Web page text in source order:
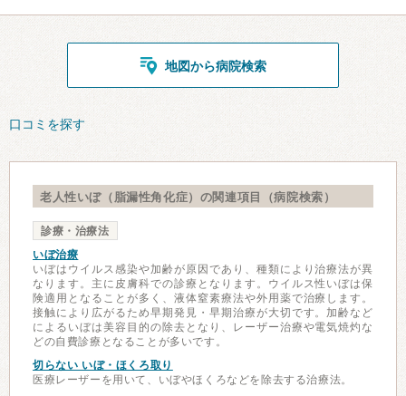
地図から病院検索
口コミを探す
老人性いぼ（脂漏性角化症）の関連項目（病院検索）
診療・治療法
いぼ治療
いぼはウイルス感染や加齢が原因であり、種類により治療法が異
なります。主に皮膚科での診療となります。ウイルス性いぼは保
険適用となることが多く、液体窒素療法や外用薬で治療します。
接触により広がるため早期発見・早期治療が大切です。加齢など
によるいぼは美容目的の除去となり、レーザー治療や電気焼灼な
どの自費診療となることが多いです。
切らない いぼ・ほくろ取り
医療レーザーを用いて、いぼやほくろなどを除去する治療法。